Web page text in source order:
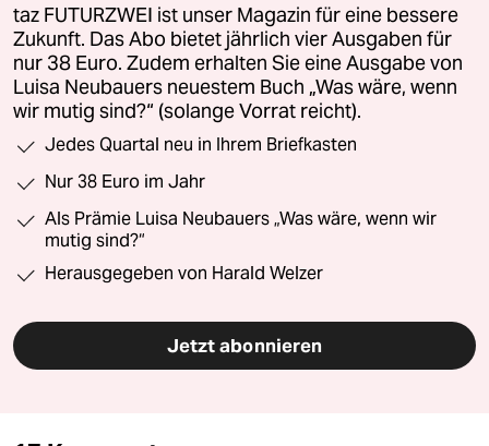
taz FUTURZWEI ist unser Magazin für eine bessere
Zukunft. Das Abo bietet jährlich vier Ausgaben für
nur 38 Euro. Zudem erhalten Sie eine Ausgabe von
Luisa Neubauers neuestem Buch „Was wäre, wenn
wir mutig sind?“ (solange Vorrat reicht).
Jedes Quartal neu in Ihrem Briefkasten
Nur 38 Euro im Jahr
Als Prämie Luisa Neubauers „Was wäre, wenn wir
mutig sind?“
Herausgegeben von Harald Welzer
Jetzt abonnieren